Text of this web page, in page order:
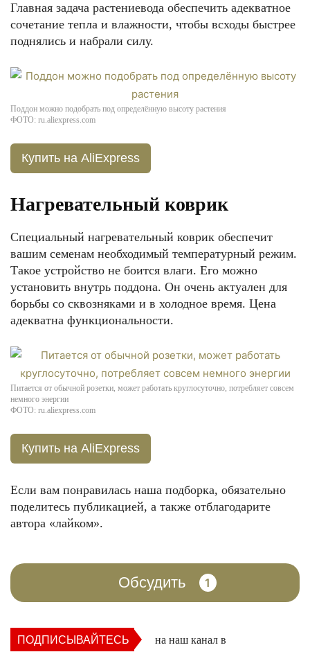
Главная задача растениевода обеспечить адекватное
сочетание тепла и влажности, чтобы всходы быстрее
поднялись и набрали силу.
Поддон можно подобрать под определённую высоту растения
ФОТО: ru.aliexpress.com
Купить на AliExpress
Нагревательный коврик
Специальный нагревательный коврик обеспечит
вашим семенам необходимый температурный режим.
Такое устройство не боится влаги. Его можно
установить внутрь поддона. Он очень актуален для
борьбы со сквозняками и в холодное время. Цена
адекватна функциональности.
Питается от обычной розетки, может работать круглосуточно, потребляет совсем
немного энергии
ФОТО: ru.aliexpress.com
Купить на AliExpress
Если вам понравилась наша подборка, обязательно
поделитесь публикацией, а также отблагодарите
автора «лайком».
Обсудить 1
ПОДПИСЫВАЙТЕСЬ на наш канал в